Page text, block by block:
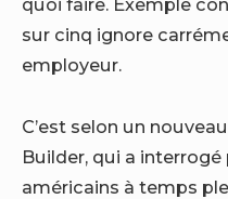
quoi faire. Exemple
sur cinq ignore
employeur.
C’est selon un
Builder, qui a
américains à temps